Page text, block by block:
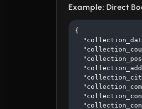
Example: Direct
{